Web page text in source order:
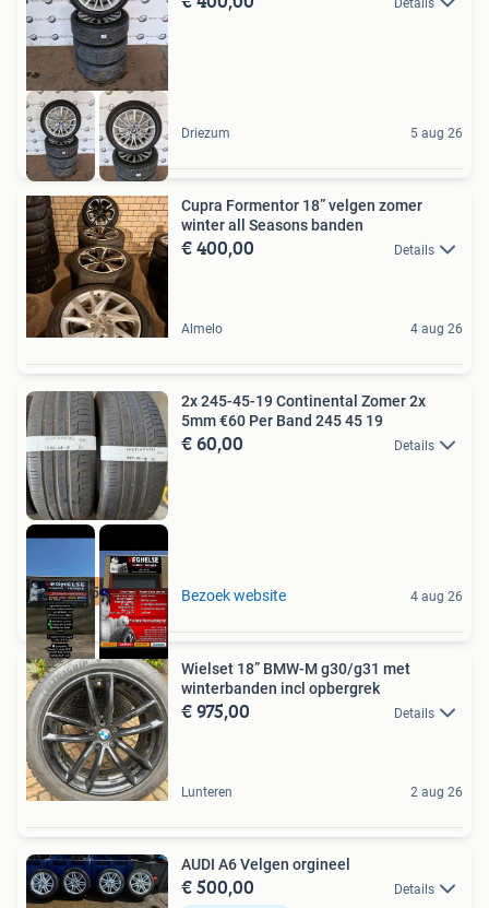
Driezum 5 aug 26
Cupra Formentor 18” velgen zomer
winter all Seasons banden
€ 400,00 Details
Almelo 4 aug 26
2x 245 45 19
2x 245-45-19 Continental Zomer 2x
5mm €60 Per Band 245 45 19
€ 60,00 Details
Bezoek website 4 aug 26
Wielset 18” BMW-M g30/g31 met
winterbanden incl opbergrek
€ 975,00 Details
Lunteren 2 aug 26
AUDI A6 Velgen orgineel
€ 500,00 Details